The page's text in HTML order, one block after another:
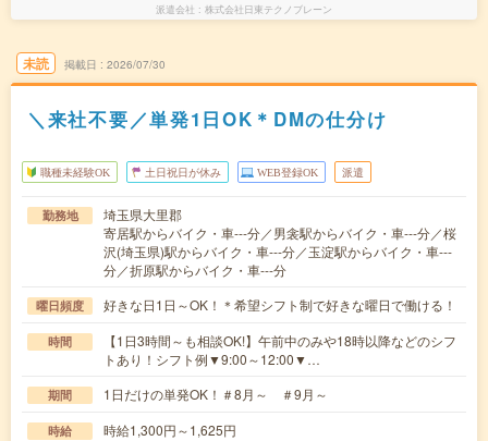
派遣会社 株式会社日東テクノブレーン
未読 掲載日 2026/07/30
＼来社不要／単発1日OK＊DMの仕分け
職種未経験OK 土日祝日が休み WEB登録OK 派遣
勤務地
埼玉県大里郡
寄居駅からバイク・車---分／男衾駅からバイク・車---分／桜
沢(埼玉県)駅からバイク・車---分／玉淀駅からバイク・車---
分／折原駅からバイク・車---分
曜日頻度 好きな日1日～OK！＊希望シフト制で好きな曜日で働ける！
時間
【1日3時間～も相談OK!】午前中のみや18時以降などのシフ
トあり！シフト例▼9:00～12:00▼…
期間 1日だけの単発OK！＃8月～ ＃9月～
時給 時給1,300円～1,625円